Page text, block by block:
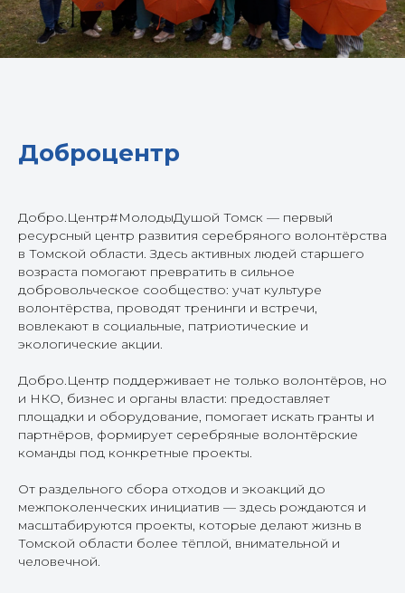
Доброцентр
Добро.Центр#МолодыДушой Томск — первый
ресурсный центр развития серебряного волонтёрства
в Томской области. Здесь активных людей старшего
возраста помогают превратить в сильное
добровольческое сообщество: учат культуре
волонтёрства, проводят тренинги и встречи,
вовлекают в социальные, патриотические и
экологические акции.
Добро.Центр поддерживает не только волонтёров, но
и НКО, бизнес и органы власти: предоставляет
площадки и оборудование, помогает искать гранты и
партнёров, формирует серебряные волонтёрские
команды под конкретные проекты.
От раздельного сбора отходов и экоакций до
межпоколенческих инициатив — здесь рождаются и
масштабируются проекты, которые делают жизнь в
Томской области более тёплой, внимательной и
человечной.